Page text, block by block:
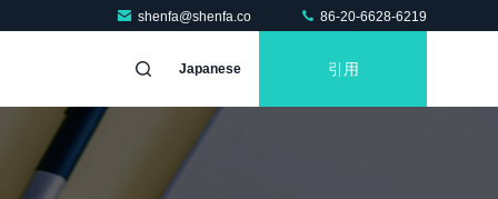
shenfa@shenfa.co 86-20-6628-6219
Japanese 引用